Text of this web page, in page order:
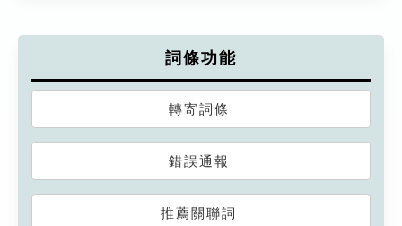
詞條功能
轉寄詞條
錯誤通報
推薦關聯詞